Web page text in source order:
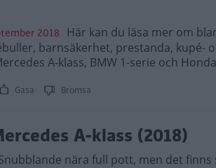
2018 Här kan du läsa mer om
barnsäkerhet, prestanda, kupé-
A-klass, BMW 1-serie och
Gasa Bromsa
A-klass (2018)
nära full pott, men det